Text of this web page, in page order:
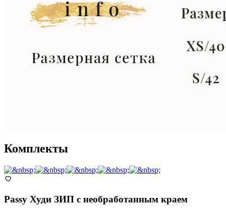
Комплекты
Passy Худи ЗИП с необработанным краем